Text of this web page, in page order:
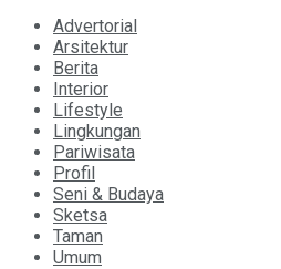
Advertorial
Arsitektur
Berita
Interior
Lifestyle
Lingkungan
Pariwisata
Profil
Seni & Budaya
Sketsa
Taman
Umum